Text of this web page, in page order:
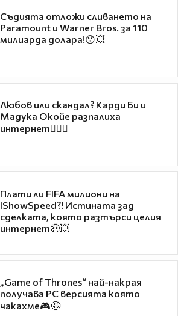
Съдията отложи сливането на
Paramount и Warner Bros. за 110
милиарда долара!😯💥
Любов или скандал? Карди Би и
Мадука Окойе разпалиха
интернет❤️‍🔥🔥
Плати ли FIFA милиони на
IShowSpeed?! Истината зад
сделката, която разтърси целия
интернет🤑💥
„Game of Thrones“ най-накрая
получава PC версията която
чакахме🎮🤩